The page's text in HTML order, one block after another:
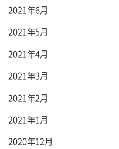
2021年6月
2021年5月
2021年4月
2021年3月
2021年2月
2021年1月
2020年12月